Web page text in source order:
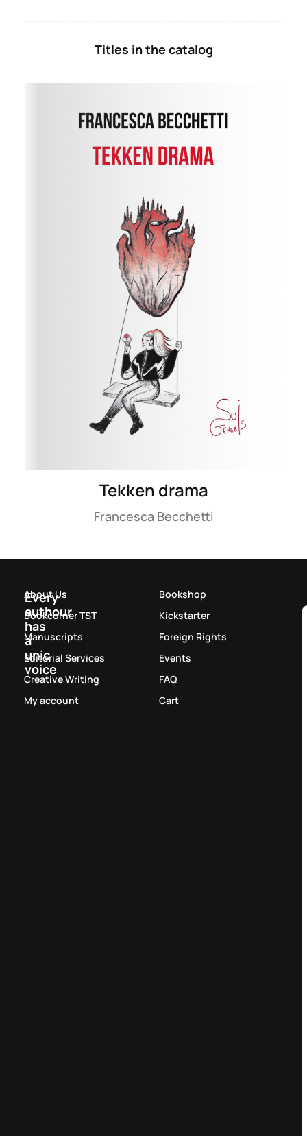
Titles in the catalog
Tekken drama
Francesca Becchetti
Every
authour
has
a
unic
voice
About Us
Bookcorner TST
Manuscripts
Editorial Services
Creative Writing
My account
Bookshop
Kickstarter
Foreign Rights
Events
FAQ
Cart